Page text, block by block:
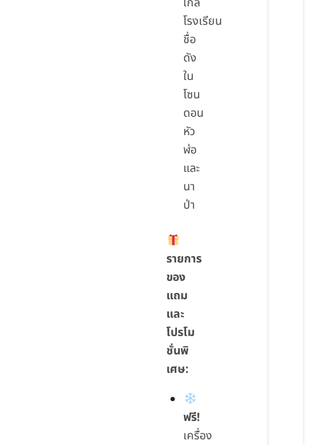
โรงเรียน
ชื่อ
ดัง
ใน
โซน
ดอน
หัว
ฬ่อ
และ
นา
ป่า
รายการ
ของ
แถม
และ
โปรโม
ชั่นพิ
เศษ:
ฟรี!
เครื่อง